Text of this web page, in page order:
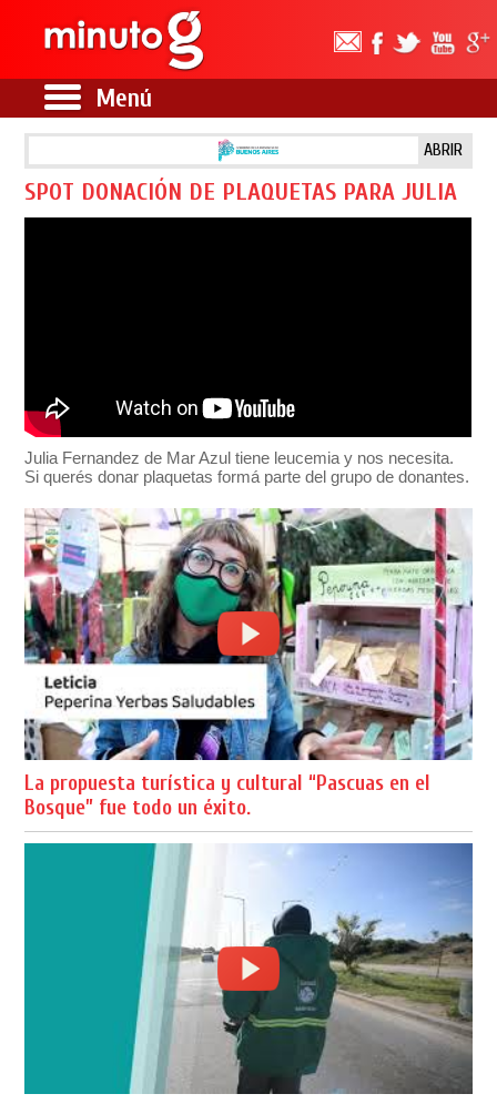
Menú
ABRIR
SPOT DONACIÓN DE PLAQUETAS PARA JULIA
Julia Fernandez de Mar Azul tiene leucemia y nos necesita.
Si querés donar plaquetas formá parte del grupo de donantes.
La propuesta turística y cultural “Pascuas en el
Bosque” fue todo un éxito.